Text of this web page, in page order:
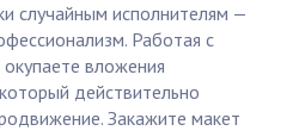
случайным исполнителям —
Работая с
вложения
действительно
Закажите макет